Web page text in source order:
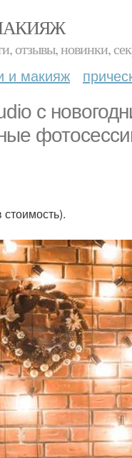
отзывы, новинки,
и макияж
с